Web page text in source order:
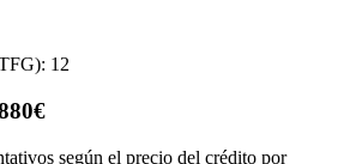
12
según el precio del crédito por